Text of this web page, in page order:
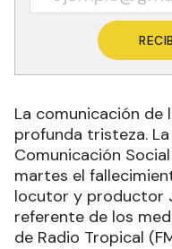
La comunicación de
profunda tristeza.
Comunicación
martes el
locutor y productor
referente de los
de Radio Tropical